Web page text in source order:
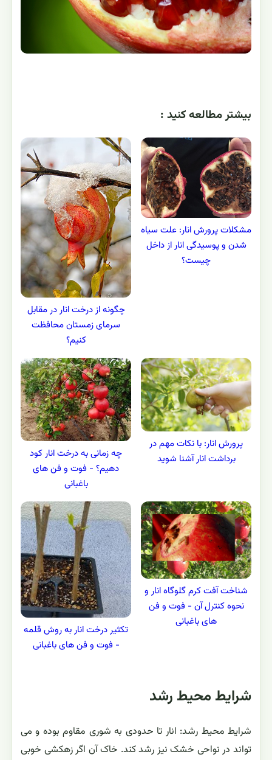
بيشتر مطالعه کنيد :
مشکلات پرورش انار: علت سیاه
شدن و پوسیدگی انار از داخل
چیست؟
چگونه از درخت انار در مقابل
سرمای زمستان محافظت
کنیم؟
پرورش انار: با نکات مهم در
برداشت انار آشنا شوید
چه زمانی به درخت انار کود
دهیم؟ - فوت و فن های
باغبانی
شناخت آفت کرم گلوگاه انار و
نحوه کنترل آن - فوت و فن
های باغبانی
تکثیر درخت انار به روش قلمه
- فوت و فن های باغبانی
شرایط محیط رشد
شرایط محیط رشد: انار تا حدودی به شوری مقاوم بوده و می
تواند در نواحی خشک نیز رشد کند. خاک آن اگر زهکشی خوبی